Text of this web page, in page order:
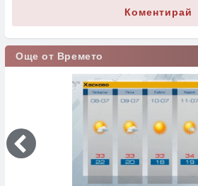
Коментирай
Още от Времето